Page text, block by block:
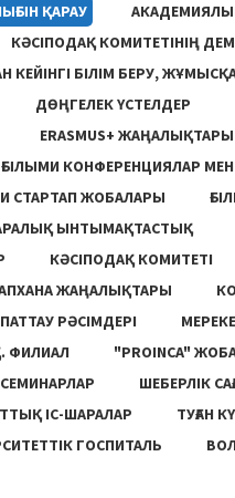
ҚАРАУ
КӘСІПОДАҚ КОМИТЕТІНІҢ
КЕЙІНГІ БІЛІМ БЕРУ,
ДӨҢГЕЛЕК ҮСТЕЛДЕР
ERASMUS+ ЖАҢАЛЫҚТАРЫ
ҒЫЛЫМИ КОНФЕРЕНЦИЯЛАР
СТАРТАП ЖОБАЛАРЫ
ЫНТЫМАҚТАСТЫҚ
КӘСІПОДАҚ КОМИТЕТІ
ЖАҢАЛЫҚТАРЫ
РӘСІМДЕРІ
ФИЛИАЛ
"PROINCA"
СЕМИНАРЛАР
ШЕБЕРЛІК
ІС-ШАРАЛАР
ТУҒАН
ГОСПИТАЛЬ